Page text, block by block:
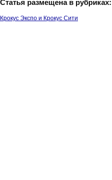
Крокус Экспо и Крокус Сити